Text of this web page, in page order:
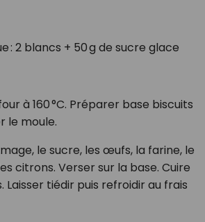
: 2 blancs + 50 g de sucre glace
à 160 °C. Préparer base biscuits
le moule.
le sucre, les œufs, la farine, le
citrons. Verser sur la base. Cuire
Laisser tiédir puis refroidir au frais